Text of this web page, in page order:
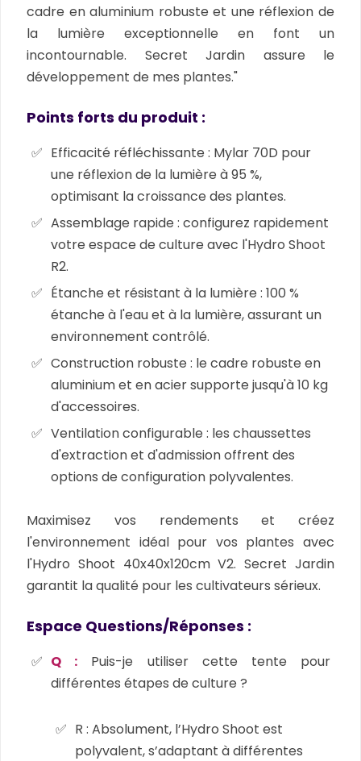
cadre en aluminium robuste et une réflexion de
la lumière exceptionnelle en font un
incontournable. Secret Jardin assure le
développement de mes plantes."
Points forts du produit :
Efficacité réfléchissante : Mylar 70D pour
une réflexion de la lumière à 95 %,
optimisant la croissance des plantes.
Assemblage rapide : configurez rapidement
votre espace de culture avec l'Hydro Shoot
R2.
Étanche et résistant à la lumière : 100 %
étanche à l'eau et à la lumière, assurant un
environnement contrôlé.
Construction robuste : le cadre robuste en
aluminium et en acier supporte jusqu'à 10 kg
d'accessoires.
Ventilation configurable : les chaussettes
d'extraction et d'admission offrent des
options de configuration polyvalentes.
Maximisez vos rendements et créez
l'environnement idéal pour vos plantes avec
l'Hydro Shoot 40x40x120cm V2.Secret Jardin
garantit la qualité pour les cultivateurs sérieux.
Espace Questions/Réponses :
Q : Puis-je utiliser cette tente pour
différentes étapes de culture ?
R : Absolument, l’Hydro Shoot est
polyvalent, s’adaptant à différentes